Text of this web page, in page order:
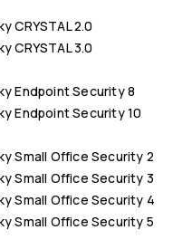
CRYSTAL 2.0
CRYSTAL 3.0
Endpoint Security 8
Endpoint Security 10
Small Office Security 2
Small Office Security 3
Small Office Security 4
Small Officе Security 5